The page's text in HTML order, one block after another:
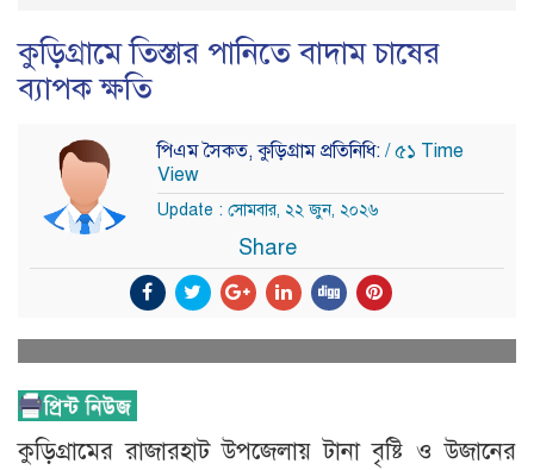
কুড়িগ্রামে তিস্তার পানিতে বাদাম চাষের
ব্যাপক ক্ষতি
পিএম সৈকত, কুড়িগ্রাম প্রতিনিধি: / ৫১ Time
View
Update : সোমবার, ২২ জুন, ২০২৬
Share
কুড়িগ্রামের রাজারহাট উপজেলায় টানা বৃষ্টি ও উজানের